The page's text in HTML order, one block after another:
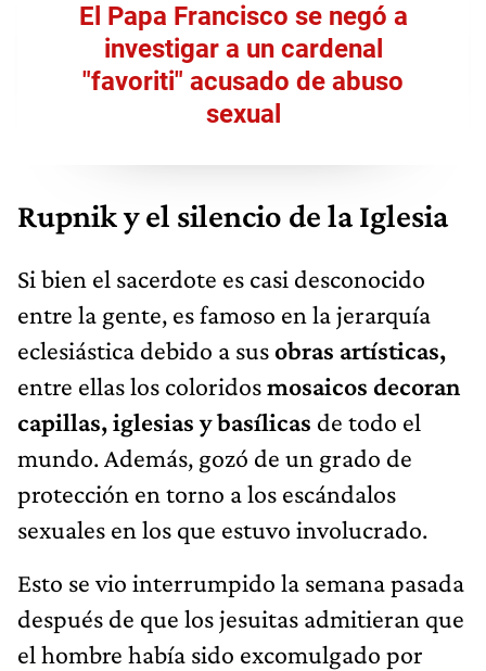
El Papa Francisco se negó a
investigar a un cardenal
"favoriti" acusado de abuso
sexual
Rupnik y el silencio de la Iglesia
Si bien el sacerdote es casi desconocido
entre la gente, es famoso en la jerarquía
eclesiástica debido a susobras artísticas,
entre ellas los coloridosmosaicos decoran
capillas, iglesias y basílicas de todo el
mundo. Además, gozó de un grado de
protección en torno a los escándalos
sexuales en los que estuvo involucrado.
Esto se vio interrumpido la semana pasada
después de que los jesuitas admitieran que
el hombre había sido excomulgado por